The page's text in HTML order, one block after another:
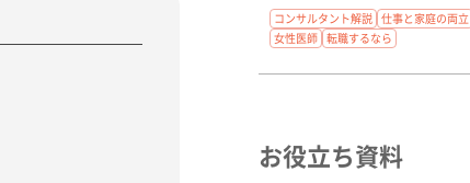
コンサルタント解説 仕事と家庭の両立
女性医師
転職するなら
お役立ち資料